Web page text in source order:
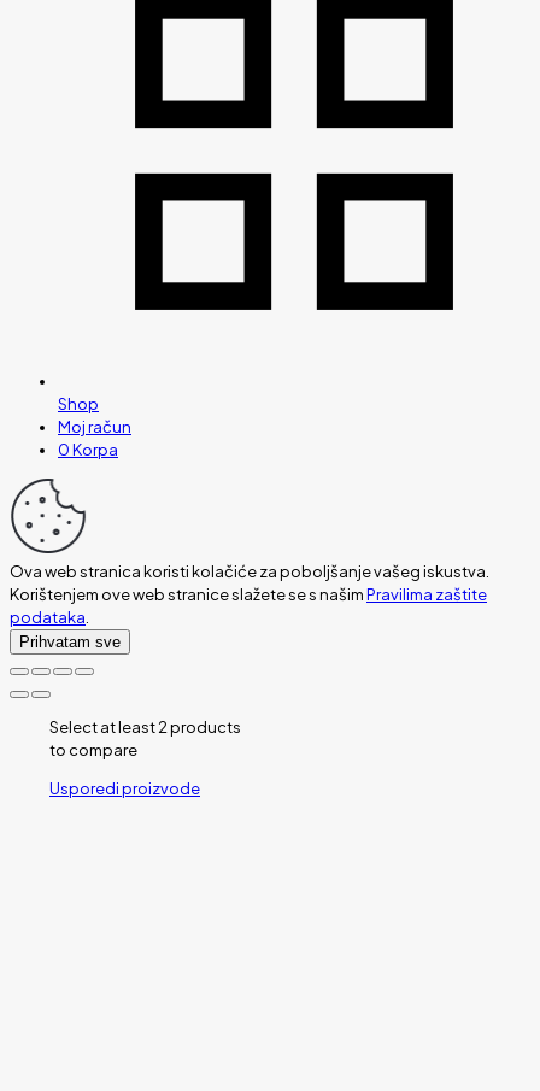
Shop
Moj račun
0Korpa
Ova web stranica koristi kolačiće za poboljšanje vašeg iskustva.
Korištenjem ove web stranice slažete se s našimPravilima zaštite
podataka.
Prihvatam sve
Select at least 2 products
to compare
Usporedi proizvode